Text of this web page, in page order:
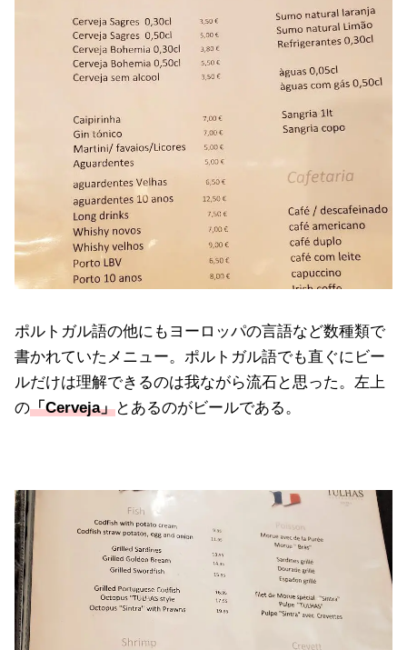
ポルトガル語の他にもヨーロッパの言語など数種類で
書かれていたメニュー。ポルトガル語でも直ぐにビー
ルだけは理解できるのは我ながら流石と思った。左上
の「Cerveja」とあるのがビールである。